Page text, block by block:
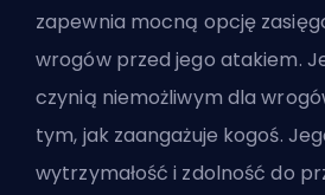
zapewnia mocną opcję
wrogów przed jego atakiem.
czynią niemożliwym dla
tym, jak zaangażuje kogoś.
wytrzymałość i zdolność do